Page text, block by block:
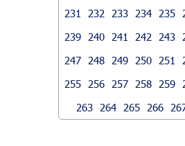
231
232 233 234 235
239
240 241 242 243
247
248 249 250 251
255
256 257 258 259
263
264 265 266